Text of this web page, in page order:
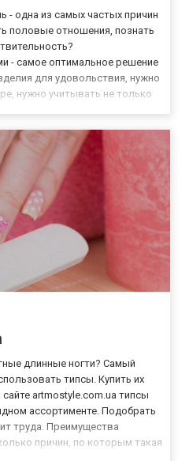
- одна из самых частых причин
половые отношения, познать
- самое оптимальное решение
для удовольствия, нужно
нужно учитывать не только
длинные ногти? Самый
типсы. Купить их
artmostyle.com.ua типсы
ассортименте. Подобрать
труда. Преимущества
причин, по которым такая